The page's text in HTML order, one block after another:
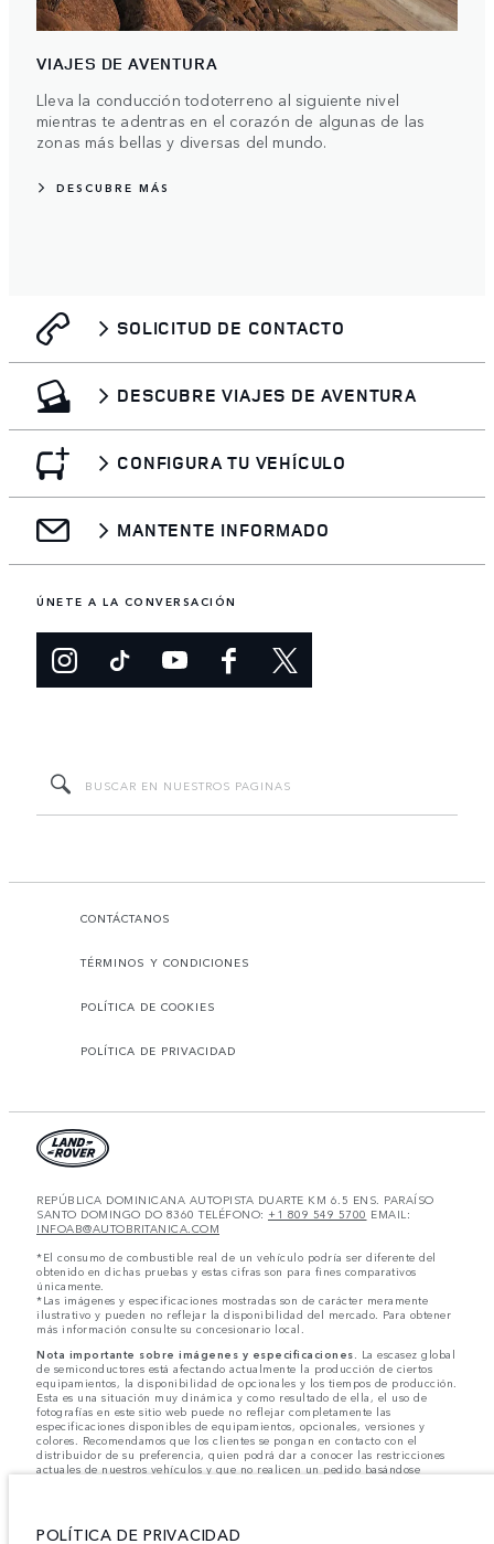
VIAJES DE AVENTURA
Lleva la conducción todoterreno al siguiente nivel
mientras te adentras en el corazón de algunas de las
zonas más bellas y diversas del mundo.
DESCUBRE MÁS
SOLICITUD DE CONTACTO
DESCUBRE VIAJES DE AVENTURA
CONFIGURA TU VEHÍCULO
MANTENTE INFORMADO
ÚNETE A LA CONVERSACIÓN
CONTÁCTANOS
TÉRMINOS Y CONDICIONES
POLÍTICA DE COOKIES
POLÍTICA DE PRIVACIDAD
REPÚBLICA DOMINICANA AUTOPISTA DUARTE KM 6.5 ENS. PARAÍSO
SANTO DOMINGO DO 8360 TELÉFONO: +1 809 549 5700 EMAIL:
INFOAB@AUTOBRITANICA.COM
*El consumo de combustible real de un vehículo podría ser diferente del
obtenido en dichas pruebas y estas cifras son para fines comparativos
únicamente.
*Las imágenes y especificaciones mostradas son de carácter meramente
ilustrativo y pueden no reflejar la disponibilidad del mercado. Para obtener
más información consulte su concesionario local.
Nota importante sobre imágenes y especificaciones. La escasez global
de semiconductores está afectando actualmente la producción de ciertos
equipamientos, la disponibilidad de opcionales y los tiempos de producción.
Esta es una situación muy dinámica y como resultado de ella, el uso de
fotografías en este sitio web puede no reflejar completamente las
especificaciones disponibles de equipamientos, opcionales, versiones y
colores. Recomendamos que los clientes se pongan en contacto con el
distribuidor de su preferencia, quien podrá dar a conocer las restricciones
actuales de nuestros vehículos y que no realicen un pedido basándose
las especificaciones, el diseño y la producción de sus vehículos, piezas y
accesorios, por lo que se producen modificaciones de forma continua y sin
POLÍTICA DE PRIVACIDAD